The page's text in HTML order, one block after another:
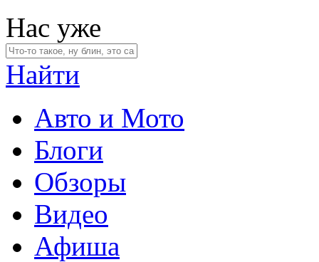
Нас уже
Найти
Авто и Мото
Блоги
Обзоры
Видео
Афиша